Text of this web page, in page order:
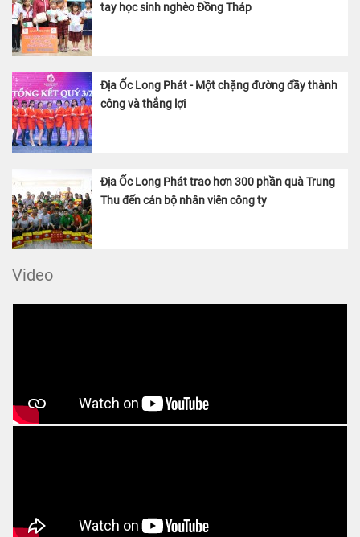
tay học sinh nghèo Đồng Tháp
Địa Ốc Long Phát - Một chặng đường đầy thành
công và thắng lợi
Địa Ốc Long Phát trao hơn 300 phần quà Trung
Thu đến cán bộ nhân viên công ty
Video